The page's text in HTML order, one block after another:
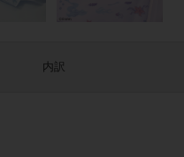
内訳